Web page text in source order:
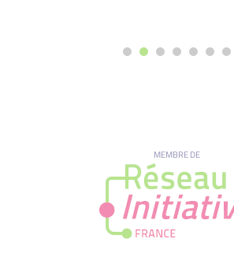
MEMBRE DE